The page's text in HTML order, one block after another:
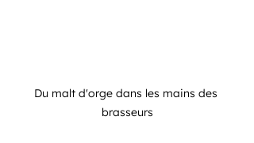
Du malt d'orge dans les mains des
brasseurs